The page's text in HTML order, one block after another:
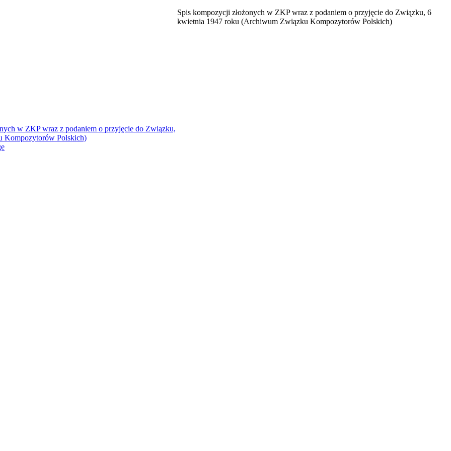
Spis kompozycji złożonych w ZKP wraz z podaniem o przyjęcie do Związku, 6
kwietnia 1947 roku (Archiwum Związku Kompozytorów Polskich)